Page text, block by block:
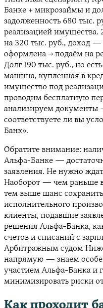
Банке + микрозаймы и
задолженность 680 тыс.
реализацией имущества.
на 320 тыс. руб., доход —
оформлена → подаём на
Долг 190 тыс. руб., но
машина, купленная в
имущество под
проводим бесплатную
анализируем документы
соответствуете ли вы
Банк».
Обратите внимание:
Альфа-Банке —
заявления. Не нужно
Наоборот — чем раньше
тем выше шанс
исполнительного
клиенты, подавшие
решения Альфа-Банка,
счетов и списаний с
Арбитражным судом
напрямую — знаем
участием Альфа-Банка и
минимизировать риски